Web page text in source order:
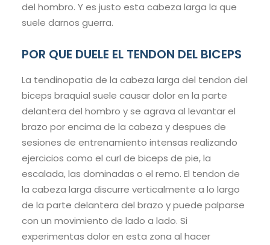
del hombro. Y es justo esta cabeza larga la que
suele darnos guerra.
POR QUE DUELE EL TENDON DEL BICEPS
La tendinopatia de la cabeza larga del tendon del
biceps braquial suele causar dolor en la parte
delantera del hombro y se agrava al levantar el
brazo por encima de la cabeza y despues de
sesiones de entrenamiento intensas realizando
ejercicios como el curl de biceps de pie, la
escalada, las dominadas o el remo. El tendon de
la cabeza larga discurre verticalmente a lo largo
de la parte delantera del brazo y puede palparse
con un movimiento de lado a lado. Si
experimentas dolor en esta zona al hacer